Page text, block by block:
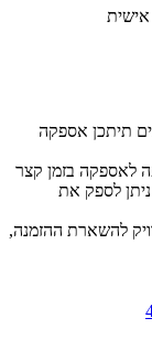
אישית
רבים תיתכן אספקה
לאספקה בזמן קצר
לספק את
להשארת ההזמנה,